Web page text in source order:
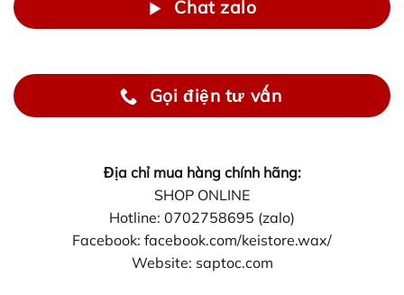
Chat zalo
Gọi điện tư vấn
Địa chỉ mua hàng chính hãng:
SHOP ONLINE
Hotline: 0702758695 (zalo)
Facebook: facebook.com/keistore.wax/
Website: saptoc.com